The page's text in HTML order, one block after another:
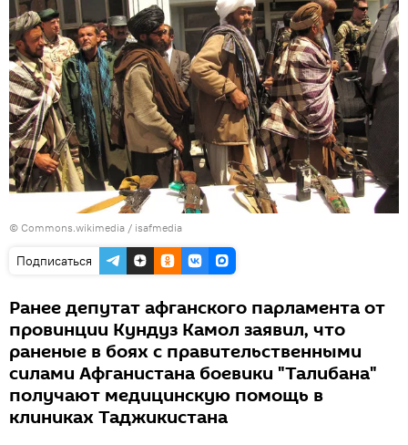
© Commons.wikimedia / isafmedia
Подписаться
Ранее депутат афганского парламента от
провинции Кундуз Камол заявил, что
раненые в боях с правительственными
силами Афганистана боевики "Талибана"
получают медицинскую помощь в
клиниках Таджикистана